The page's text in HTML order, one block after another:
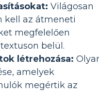
Világosan
kell az átmeneti
megfelelően
belül.
létrehozása:
amelyek
megértik az